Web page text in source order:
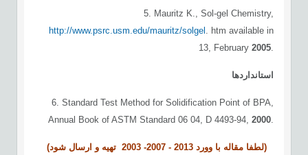
5. Mauritz K., Sol-gel Chemistry,
http://www.psrc.usm.edu/mauritz/solgel
. htm available in
13, February2005
استانداردها
6. Standard Test Method for Solidification Point of BPA,
Annual Book of ASTM Standard 06 04, D 4493-94,2000